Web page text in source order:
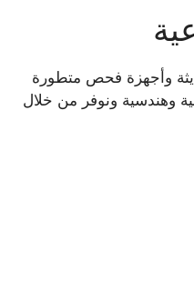
وأجهزة فحص متطورة
وهندسية ونوفر من خلال